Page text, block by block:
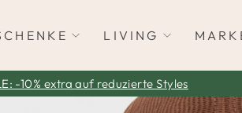
LIVING
-10% extra auf reduzierte Styles